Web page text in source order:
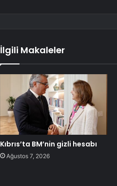
İlgili Makaleler
Kıbrıs’ta BM’nin gizli hesabı
Ağustos 7, 2026